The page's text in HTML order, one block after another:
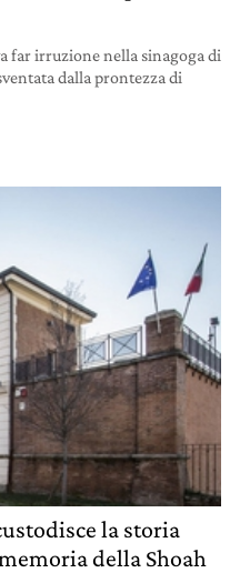
far irruzione nella sinagoga di
dalla prontezza di
la storia
della Shoah